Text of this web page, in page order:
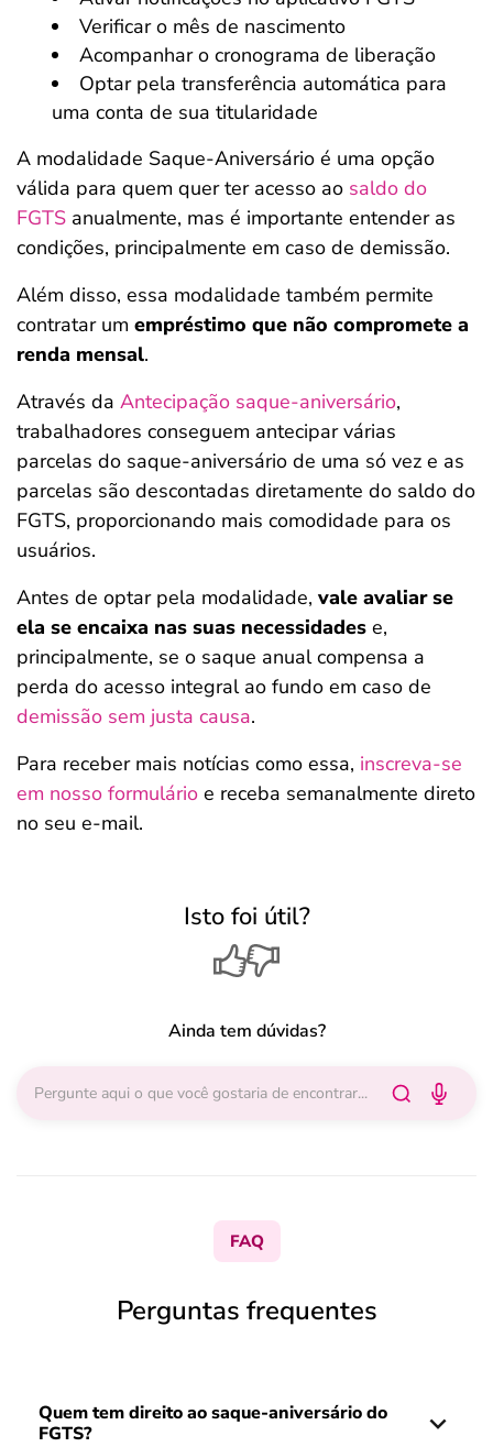
Verificar o mês de nascimento
Acompanhar o cronograma de liberação
Optar pela transferência automática para
uma conta de sua titularidade
A modalidade Saque-Aniversário é uma opção
válida para quem quer ter acesso ao saldo do
FGTS anualmente, mas é importante entender as
condições, principalmente em caso de demissão.
Além disso, essa modalidade também permite
contratar um empréstimo que não compromete a
renda mensal.
Através da Antecipação saque-aniversário,
trabalhadores conseguem antecipar várias
parcelas do saque-aniversário de uma só vez e as
parcelas são descontadas diretamente do saldo do
FGTS, proporcionando mais comodidade para os
usuários.
Antes de optar pela modalidade, vale avaliar se
ela se encaixa nas suas necessidades e,
principalmente, se o saque anual compensa a
perda do acesso integral ao fundo em caso de
demissão sem justa causa.
Para receber mais notícias como essa, inscreva-se
em nosso formulário e receba semanalmente direto
no seu e-mail.
Isto foi útil?
Ainda tem dúvidas?
FAQ
Perguntas frequentes
Quem tem direito ao saque-aniversário do
FGTS?